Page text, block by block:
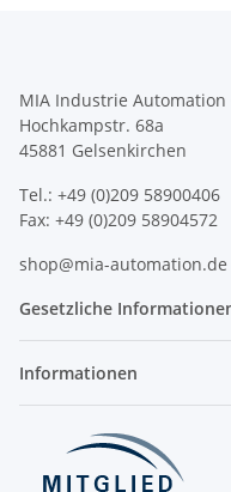
MIA Industrie Automation
Hochkampstr. 68a
45881 Gelsenkirchen
Tel.: +49 (0)209 58900406
Fax: +49 (0)209 58904572
shop@mia-automation.de
Gesetzliche
Informationen